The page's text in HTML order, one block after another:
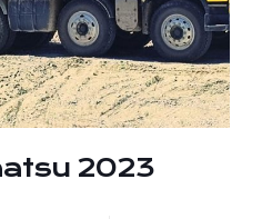
2023